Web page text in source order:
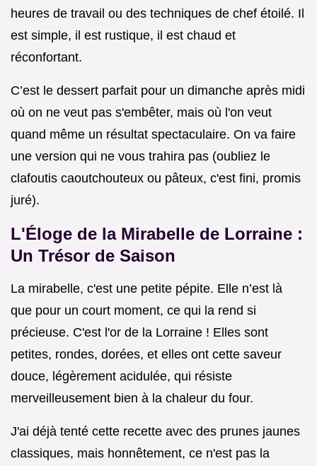
heures de travail ou des techniques de chef étoilé. Il
est simple, il est rustique, il est chaud et
réconfortant.
C’est le dessert parfait pour un dimanche après midi
où on ne veut pas s'embêter, mais où l'on veut
quand même un résultat spectaculaire. On va faire
une version qui ne vous trahira pas (oubliez le
clafoutis caoutchouteux ou pâteux, c'est fini, promis
juré).
L'Éloge de la Mirabelle de Lorraine :
Un Trésor de Saison
La mirabelle, c'est une petite pépite. Elle n’est là
que pour un court moment, ce qui la rend si
précieuse. C'est l'or de la Lorraine ! Elles sont
petites, rondes, dorées, et elles ont cette saveur
douce, légèrement acidulée, qui résiste
merveilleusement bien à la chaleur du four.
J'ai déjà tenté cette recette avec des prunes jaunes
classiques, mais honnêtement, ce n'est pas la